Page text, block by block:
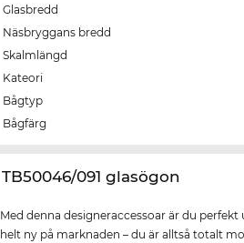
Glasbredd
Näsbryggans bredd
Skalmlängd
Kateori
Bågtyp
Bågfärg
‌TB50046/091 glasögon
Med denna designeraccessoar är du perfekt
helt ny på marknaden – du är alltså totalt